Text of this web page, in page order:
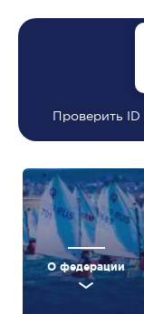
Проверить
О федерации